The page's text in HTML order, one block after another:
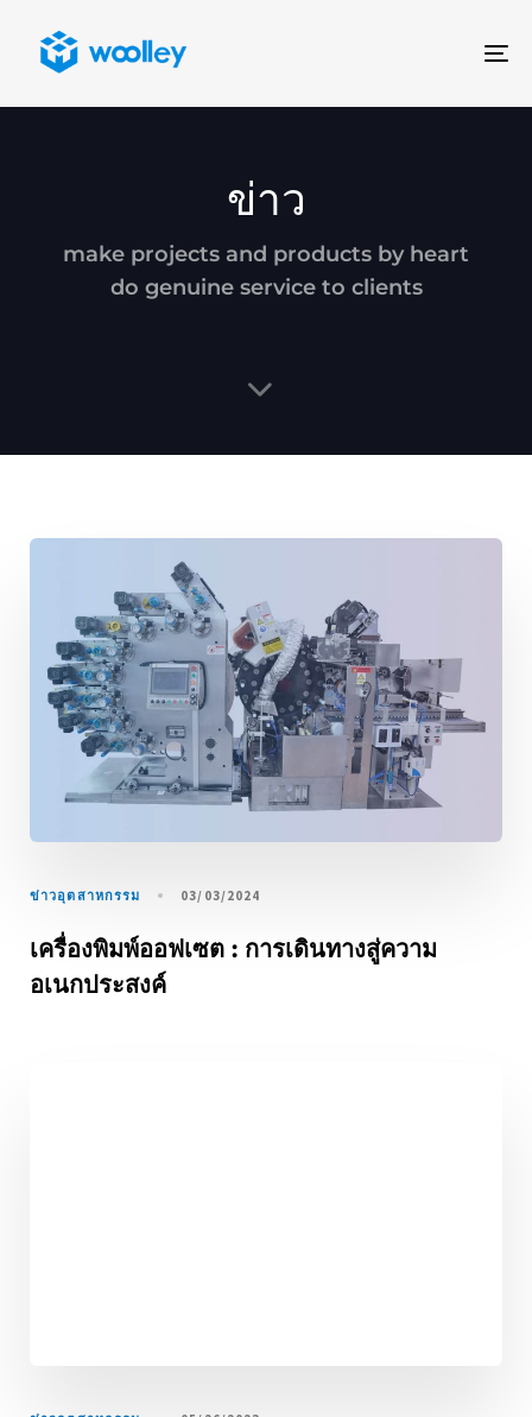
ข่าว
make projects and products by heart
do genuine service to clients
ข่าวอุตสาหกรรม 03/03/2024
เครื่องพิมพ์ออฟเซต : การเดินทางสู่ความ
อเนกประสงค์